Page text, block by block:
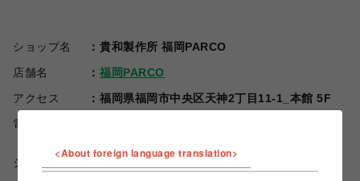
ショップ名
貴和製作所 福岡PARCO
店舗名
福岡PARCO
アクセス
福岡県福岡市中央区天神2丁目11-1_本館 5F
電話番号
ショップお問い合わせは
こちら
<About foreign language translation>